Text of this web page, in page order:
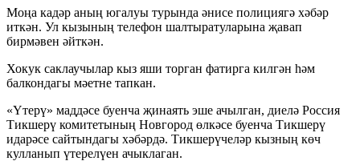
Моңа кадәр аның югалуы турында әнисе полициягә хәбәр
иткән. Ул кызының телефон шалтыратуларына җавап
бирмәвен әйткән.
Хокук саклаучылар кыз яши торган фатирга килгән һәм
балкондагы мәетне тапкан.
«Үтерү» маддәсе буенча җинаять эше ачылган, диелә Россия
Тикшерү комитетының Новгород өлкәсе буенча Тикшерү
идарәсе сайтындагы хәбәрдә. Тикшерүчеләр кызның көч
кулланып үтерелүен ачыклаган.